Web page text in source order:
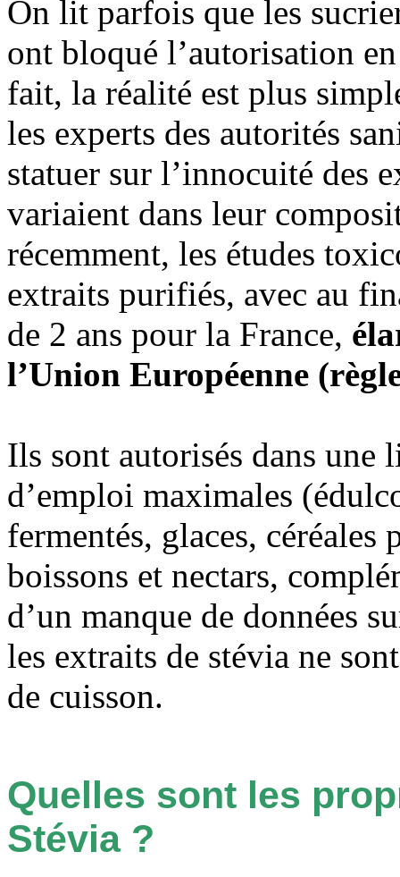
On lit parfois que les
ont bloqué l’autorisation
fait, la réalité est plus
les experts des autorités
statuer sur l’innocuité des
variaient dans leur
récemment, les études
extraits purifiés, avec au
de 2 ans pour la France,
l’Union Européenne
Ils sont autorisés dans une
d’emploi maximales
fermentés, glaces,
boissons et nectars,
d’un manque de données
les extraits de stévia ne
de cuisson.
Quelles sont les
Stévia ?